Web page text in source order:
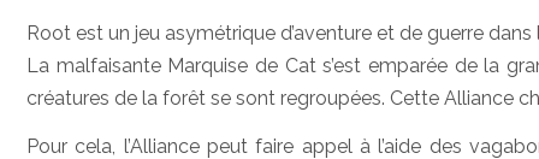
Root est un jeu asymétrique d’aventure et de guerre
La malfaisante Marquise de Cat s’est emparée de la
créatures de la forêt se sont regroupées. Cette Alliance
Pour cela, l’Alliance peut faire appel à l’aide des